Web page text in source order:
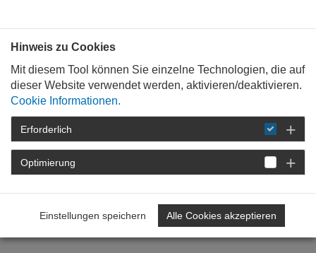
STARTSEITE
TAG DER ARCHITEKTUR 2026
PROGRAMM
Zurück zur Übersicht
Hinweis zu Cookies
Mit diesem Tool können Sie einzelne Technologien, die auf
dieser Website verwendet werden, aktivieren/deaktivieren.
Cookie Informationen.
Erforderlich
Optimierung
Einstellungen speichern Alle Cookies akzeptieren